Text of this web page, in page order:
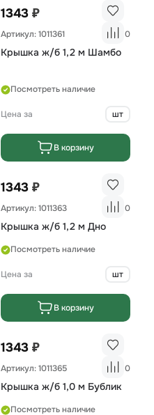
1343 ₽
Артикул: 1011361 0
Крышка ж/б 1,2 м Шамбо
Посмотреть наличие
Цена за шт
В корзину
1343 ₽
Артикул: 1011363 0
Крышка ж/б 1,2 м Дно
Посмотреть наличие
Цена за шт
В корзину
1343 ₽
Артикул: 1011365 0
Крышка ж/б 1,0 м Бублик
Посмотреть наличие